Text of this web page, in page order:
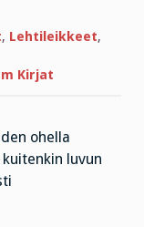
, Lehtileikkeet,
Kirjat
ohella
luvun